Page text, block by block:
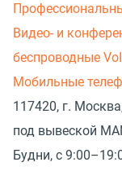
Видео- и
беспроводные
Мобильные
117420, г.
под вывеской
Будни, с